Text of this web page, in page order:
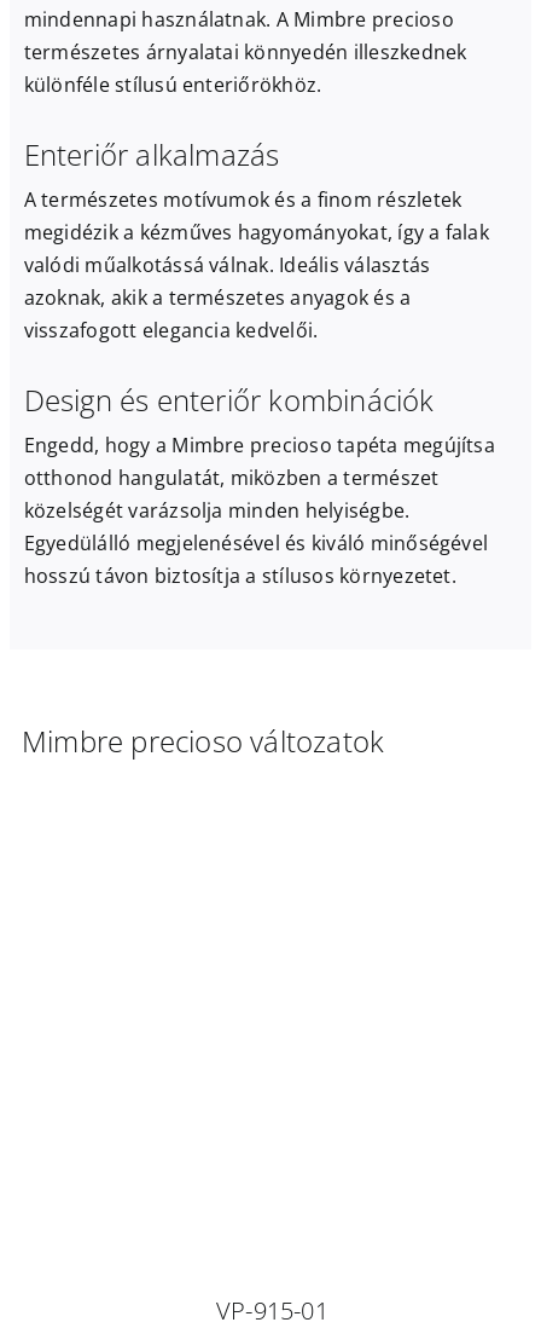
mindennapi használatnak. A Mimbre precioso
természetes árnyalatai könnyedén illeszkednek
különféle stílusú enteriőrökhöz.
Enteriőr alkalmazás
A természetes motívumok és a finom részletek
megidézik a kézműves hagyományokat, így a falak
valódi műalkotássá válnak. Ideális választás
azoknak, akik a természetes anyagok és a
visszafogott elegancia kedvelői.
Design és enteriőr kombinációk
Engedd, hogy a Mimbre precioso tapéta megújítsa
otthonod hangulatát, miközben a természet
közelségét varázsolja minden helyiségbe.
Egyedülálló megjelenésével és kiváló minőségével
hosszú távon biztosítja a stílusos környezetet.
Mimbre precioso változatok
VP-915-01